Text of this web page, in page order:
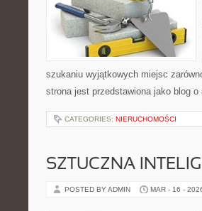
szukaniu wyjątkowych miejsc
strona jest przedstawiona jako blog
CATEGORIES: NIERUCHOMOŚCI
SZTUCZNA
POSTED BY ADMIN MAR - 16 -